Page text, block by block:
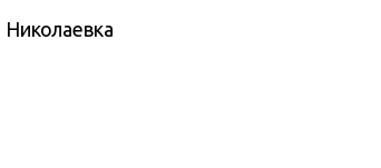
Николаевка